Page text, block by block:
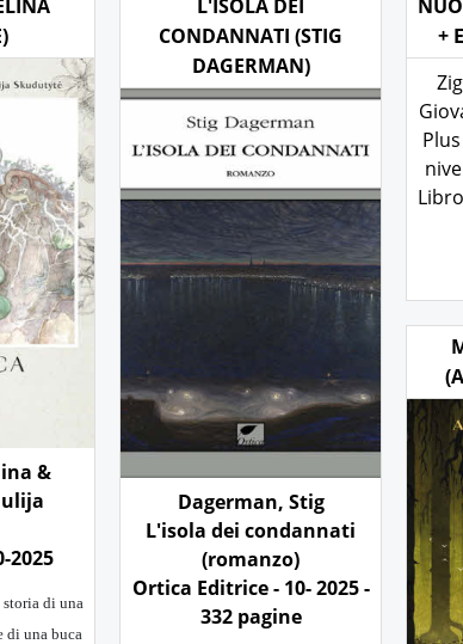
&
2025
di una
di una buca
L'ISOLA DEI
CONDANNATI (STIG
DAGERMAN)
Dagerman, Stig
L'isola dei condannati
(romanzo)
Ortica Editrice - 10- 2025 -
332 pagine
+